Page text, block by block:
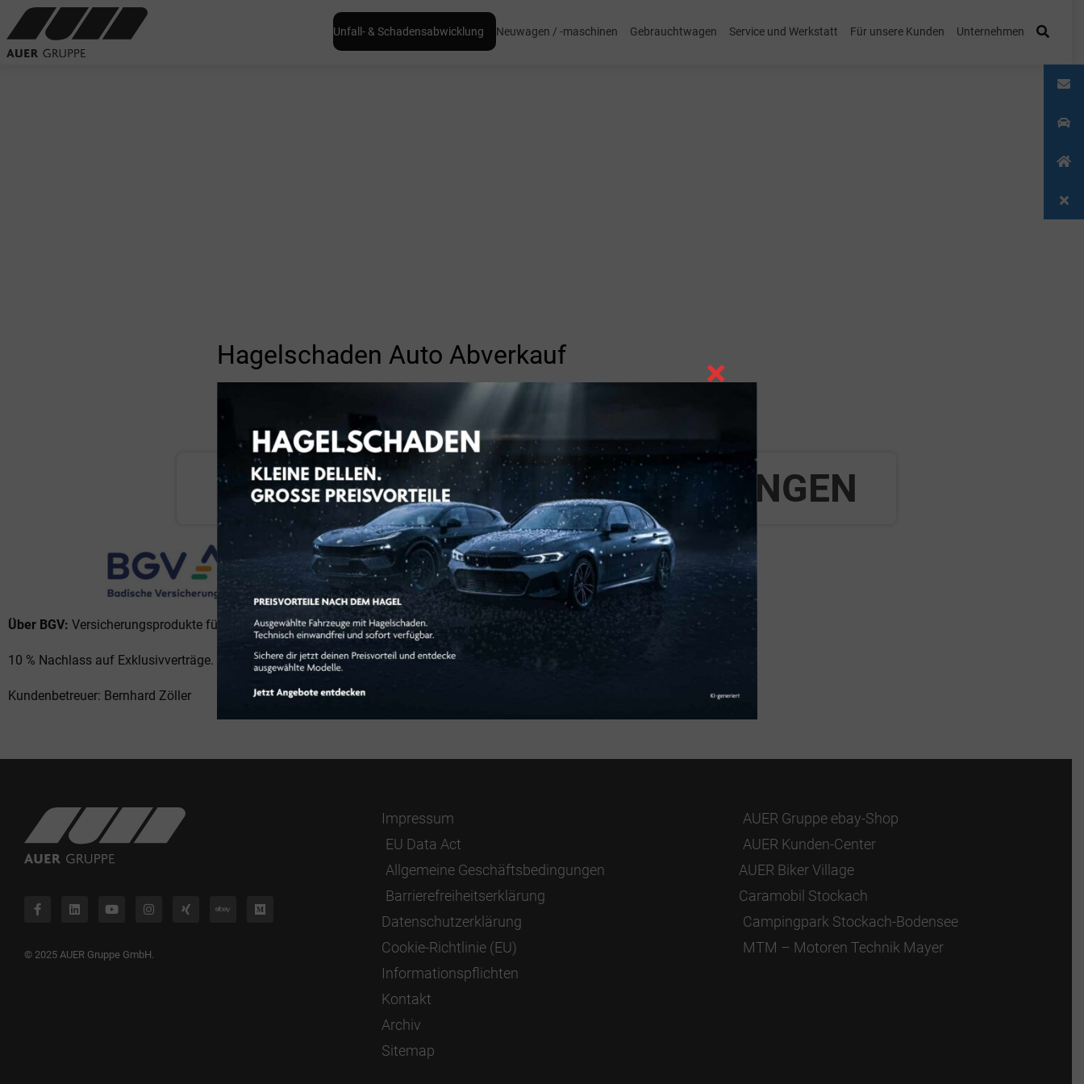
Unfall- & Schadensabwicklung Neuwagen / -maschinen Gebrauchtwagen Service und Werkstatt Für unsere Kunden Unternehmen
BGV - BADISCHE VERSICHERUNGEN
Über BGV: Versicherungsprodukte für einen leistungsstarken Schutz Ihrer privaten Absicherung.
10 % Nachlass auf Exklusivverträge.
Kundenbetreuer: Bernhard Zöller
© 2025 AUER Gruppe GmbH.
Impressum
EU Data Act
Allgemeine Geschäftsbedingungen
Barrierefreiheitserklärung
Datenschutzerklärung
Cookie-Richtlinie (EU)
Informationspflichten
Kontakt
Archiv
Sitemap
AUER Gruppe ebay-Shop
AUER Kunden-Center
AUER Biker Village
Caramobil Stockach
Campingpark Stockach-Bodensee
MTM – Motoren Technik Mayer
Hagelschaden Auto Abverkauf ×